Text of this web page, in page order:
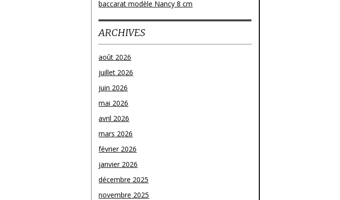
baccarat modèle Nancy 8 cm
ARCHIVES
août 2026
juillet 2026
juin 2026
mai 2026
avril 2026
mars 2026
février 2026
janvier 2026
décembre 2025
novembre 2025